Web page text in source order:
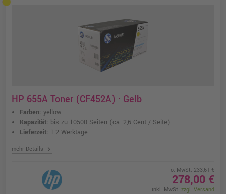
HP 655A Toner (CF452A) · Gelb
Farben: yellow
Kapazität: bis zu 10500 Seiten (ca. 2,6 Cent / Seite)
Lieferzeit: 1-2 Werktage
mehr Details chevron_right
o. MwSt. 233,61 €
278,00 €
inkl. MwSt. zzgl. Versand